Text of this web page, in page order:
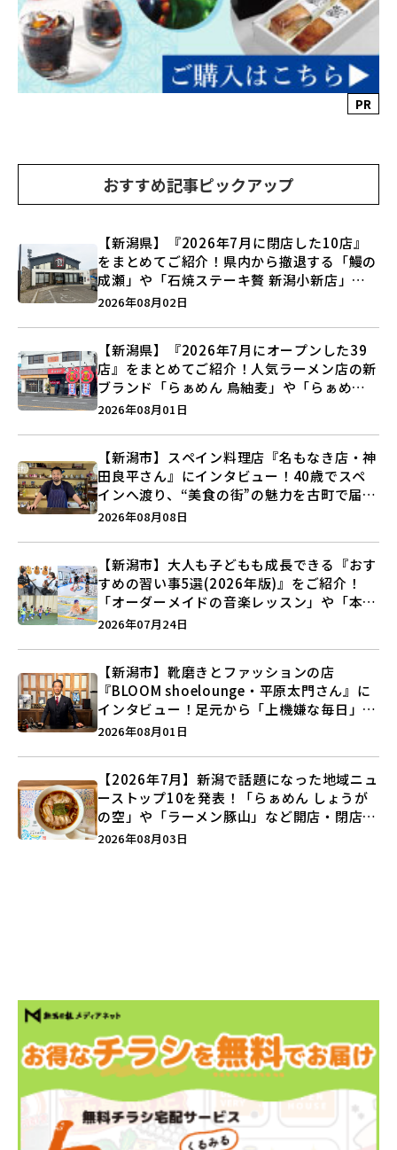
PR
おすすめ記事ピックアップ
【新潟県】『2026年7月に閉店した10店』
をまとめてご紹介！県内から撤退する「鰻の
成瀬」や「石焼ステーキ贅 新潟小新店」が
営業に幕…。
2026年08月02日
【新潟県】『2026年7月にオープンした39
店』をまとめてご紹介！人気ラーメン店の新
ブランド「らぁめん 鳥紬麦」や「らぁめん
しょうがの空」など盛りだくさん♪
2026年08月01日
【新潟市】スペイン料理店『名もなき店・神
田良平さん』にインタビュー！40歳でスペ
インへ渡り、“美食の街”の魅力を古町で届け
る♪
2026年08月08日
【新潟市】大人も子どもも成長できる『おす
すめの習い事5選(2026年版)』をご紹介！
「オーダーメイドの音楽レッスン」や「本格
キックボクシング」で新しい自分を見つけよ
2026年07月24日
【新潟市】靴磨きとファッションの店
『BLOOM shoelounge・平原太門さん』に
インタビュー！足元から「上機嫌な毎日」を
つくる装いの提案とは？
2026年08月01日
【2026年7月】新潟で話題になった地域ニュ
ーストップ10を発表！「らぁめん しょうが
の空」や「ラーメン豚山」など開店・閉店の
注目記事をランキングでご紹介♪
2026年08月03日